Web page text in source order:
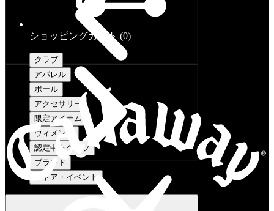
ショッピングカート (0)
クラブ
アパレル
ボール
アクセサリー
限定アイテム
ウィメンズ
認定中古クラブ
ブランド
ストア・イベント